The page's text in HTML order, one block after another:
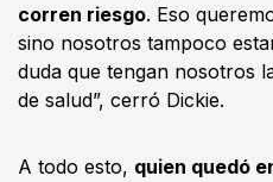
corren riesgo. Eso
sino nosotros tampoco
duda que tengan nosotros
de salud”, cerró Dickie.
A todo esto, quien quedó